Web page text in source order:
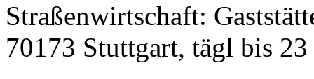
Straßenwirtschaft:
70173 Stuttgart, tägl bis